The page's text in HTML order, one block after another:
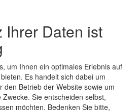
Ihrer Daten ist
um Ihnen ein optimales Erlebnis auf
Es handelt sich dabei um
den Betrieb der Website sowie um
Sie entscheiden selbst,
möchten. Bedenken Sie bitte,